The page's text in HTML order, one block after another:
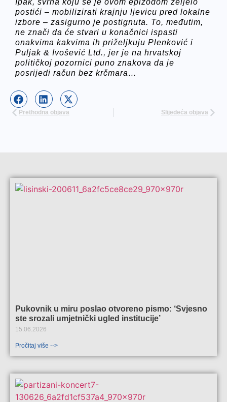
Ipak, svrha koju se je ovom epizodom željelo
postići – mobilizirati krajnju ljevicu pred lokalne
izbore – zasigurno je postignuta. To, međutim,
ne znači da će stvari u konačnici ispasti
onakvima kakvima ih priželjkuju Plenković i
Puljak & Ivošević Ltd., jer je na hrvatskoj
političkoj pozornici puno znakova da je
posrijedi račun bez krčmara…
Prethodna objava Slijedeća objava
Pukovnik u miru poslao otvoreno pismo: ‘Svjesno
ste srozali umjetnički ugled institucije’
15.06.2026
Pročitaj više -->